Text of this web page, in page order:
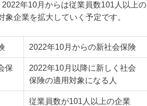
年10月からは従業員数101人以上の
企業を拡大していく予定です。
2022年10月からの新社会保険
保
2022年10月以降に新しく社会
保険の適用対象になる人
従業員数が101人以上の企業